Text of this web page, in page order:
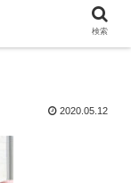
2020.05.12
検索